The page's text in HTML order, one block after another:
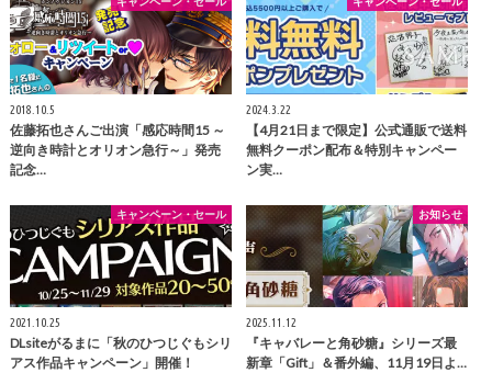
2018.10.5
佐藤拓也さんご出演「感応時間15 ～
逆向き時計とオリオン急行～」発売
記念…
2024.3.22
【4月21日まで限定】公式通販で送料
無料クーポン配布＆特別キャンペー
ン実…
キャンペーン・セール
2021.10.25
DLsiteがるまに「秋のひつじぐもシリ
アス作品キャンペーン」開催！
お知らせ
2025.11.12
『キャバレーと角砂糖』シリーズ最
新章「Gift」＆番外編、11月19日よ…